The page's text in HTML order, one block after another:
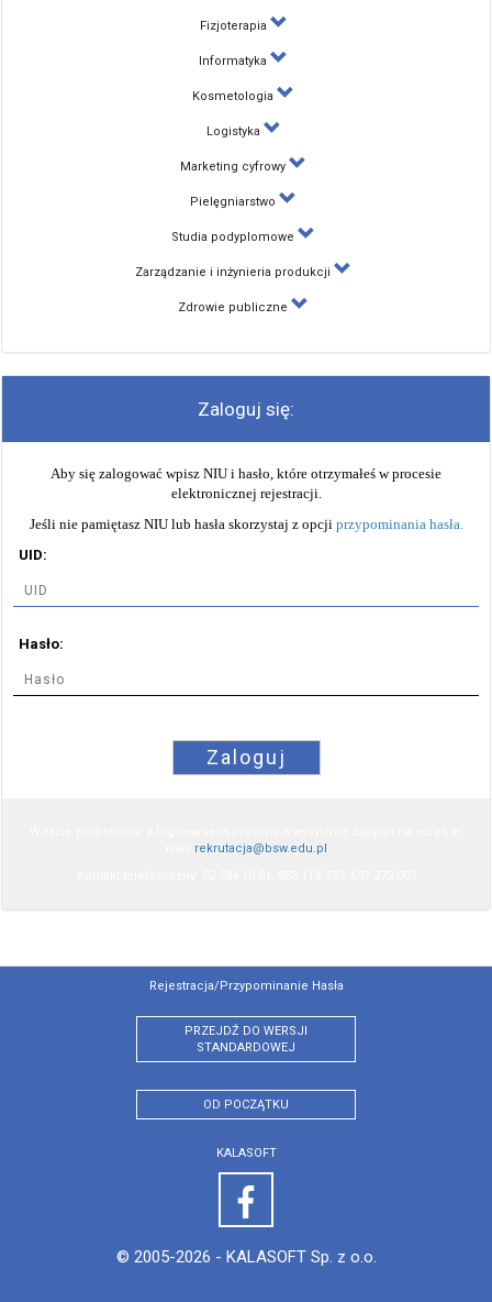
Fizjoterapia
Informatyka
Kosmetologia
Logistyka
Marketing cyfrowy
Pielęgniarstwo
Studia podyplomowe
Zarządzanie i inżynieria produkcji
Zdrowie publiczne
Zaloguj się:
Aby się zalogować wpisz NIU i hasło, które otrzymałeś w procesie
elektronicznej rejestracji.
Jeśli nie pamiętasz NIU lub hasła skorzystaj z opcji przypominania hasła.
UID:
Hasło:
Zaloguj
rekrutacja@bsw.edu.pl
Rejestracja/przypominanie Hasła
PRZEJDŹ DO WERSJI
STANDARDOWEJ
OD POCZĄTKU
KALASOFT
© 2005-2026 - KALASOFT Sp. z o.o.